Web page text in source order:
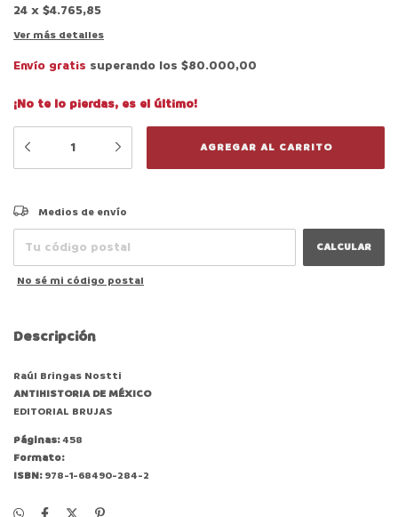
24 x $4.765,85
Ver más detalles
Envío gratis superando los $80.000,00
¡No te lo pierdas, es el último!
Entregas para el CP:
Medios de envío
CALCULAR
No sé mi código postal
Descripción
Raúl Bringas Nostti
ANTIHISTORIA DE MÉXICO
EDITORIAL BRUJAS
Páginas:458
Formato:
ISBN:978-1-68490-284-2